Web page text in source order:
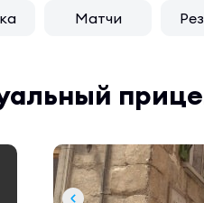
Матчи